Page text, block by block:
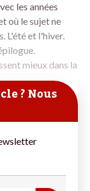
les années
où le sujet ne
L'été et l'hiver.
mieux dans la
? Nous